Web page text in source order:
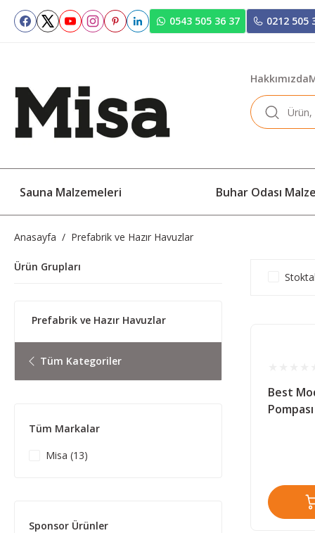
0543 505 36 37 0212 505
Hakkımızda
Sauna Malzemeleri Buhar Odası
Anasayfa Prefabrik ve Hazır Havuzlar
Ürün Grupları
Prefabrik ve Hazır Havuzlar
Tüm Kategoriler
Tüm Markalar
Misa (13)
Sponsor Ürünler
Best